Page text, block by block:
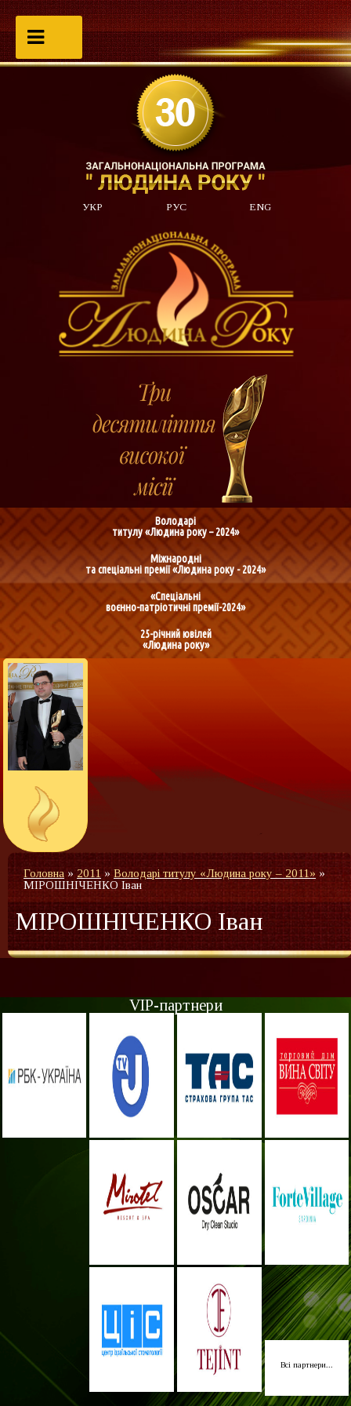
УКР РУС ENG
Володарі
титулу «Людина року – 2024»
Міжнародні
та спеціальні премії «Людина року - 2024»
«Спеціальні
воєнно-патріотичні премії-2024»
25-річний ювілей
«Людина року»
Головна »2011»Володарі титулу «Людина року – 2011» »
МІРОШНІЧЕНКО Іван
МІРОШНІЧЕНКО Іван
VIP-партнери
Всі партнери...